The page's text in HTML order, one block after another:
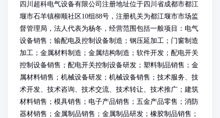
四川超科电气设备有限公司注册地址位于四川省成都市都江
堰市石羊镇柳顺社区10组88号，注册机关为都江堰市市场监
督管理局，法人代表为杨冬，经营范围包括一般项目：电气
设备销售；输配电及控制设备制造；钢压延加工；门窗制造
加工；金属材料制造；金属结构制造；软件开发；配电开关
控制设备销售；配电开关控制设备研发；塑料制品销售；金
属材料销售；机械设备研发；机械设备销售；技术服务、技
术开发、技术咨询、技术交流、技术转让、技术推广；建筑
材料销售；模具销售；电子产品销售；五金产品零售；消防
器材销售；金属制品销售；金属制品研发；橡胶制品销售；